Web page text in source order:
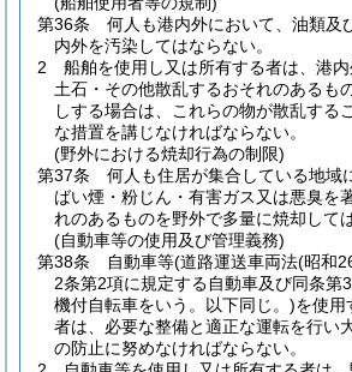
第36条
何人も港内外において、油類及
内外を汚染してはならない。
2
船舶を使用し又は所有する者は、港
土石・その他散乱するおそれのあるも
しする場合は、これらの物が散乱する
な措置を講じなければならない。
(野外における焼却行為の制限)
第37条
何人も住居が集合している地域
ばい煙・粉じん・有害ガス又は悪臭を
れのあるものを野外で多量に焼却して
(自動車等の使用及び管理義務)
第38条
自動車等(道路運送車両法(昭和
2条第2項に規定する自動車及び同条第
機付自転車をいう。以下同じ。)を使用
者は、必要な整備と適正な運転を行い
の防止に努めなければならない。